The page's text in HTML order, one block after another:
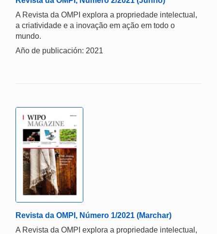
A Revista da OMPI explora a propriedade intelectual,
a criatividade e a inovação em ação em todo o
mundo.
Año de publicación: 2021
Revista da OMPI, Número 1/2021 (Marchar)
A Revista da OMPI explora a propriedade intelectual,